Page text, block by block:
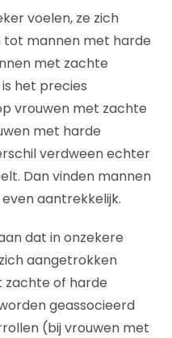
voelen, ze zich
mannen met harde
met zachte
het precies
vrouwen met zachte
met harde
verdween echter
Dan vinden mannen
aantrekkelijk.
dat in onzekere
aangetrokken
of harde
geassocieerd
(bij vrouwen met